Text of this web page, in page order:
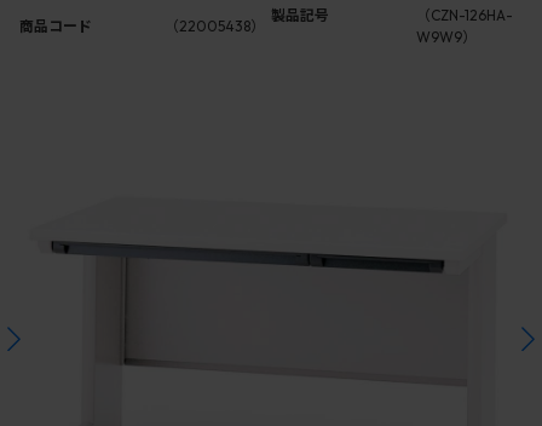
商品コード （22005438）
製品記号
（CZN-126HA-
W9W9）